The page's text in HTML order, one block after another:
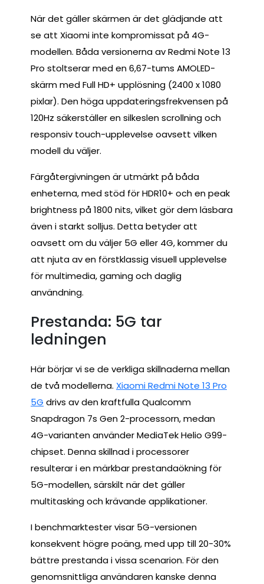
När det gäller skärmen är det glädjande att
se att Xiaomi inte kompromissat på 4G-
modellen. Båda versionerna av Redmi Note 13
Pro stoltserar med en 6,67-tums AMOLED-
skärm med Full HD+ upplösning (2400 x 1080
pixlar). Den höga uppdateringsfrekvensen på
120Hz säkerställer en silkeslen scrollning och
responsiv touch-upplevelse oavsett vilken
modell du väljer.
Färgåtergivningen är utmärkt på båda
enheterna, med stöd för HDR10+ och en peak
brightness på 1800 nits, vilket gör dem läsbara
även i starkt solljus. Detta betyder att
oavsett om du väljer 5G eller 4G, kommer du
att njuta av en förstklassig visuell upplevelse
för multimedia, gaming och daglig
användning.
Prestanda: 5G tar
ledningen
Här börjar vi se de verkliga skillnaderna mellan
de två modellerna. Xiaomi Redmi Note 13 Pro
5G drivs av den kraftfulla Qualcomm
Snapdragon 7s Gen 2-processorn, medan
4G-varianten använder MediaTek Helio G99-
chipset. Denna skillnad i processorer
resulterar i en märkbar prestandaökning för
5G-modellen, särskilt när det gäller
multitasking och krävande applikationer.
I benchmarktester visar 5G-versionen
konsekvent högre poäng, med upp till 20-30%
bättre prestanda i vissa scenarion. För den
genomsnittliga användaren kanske denna